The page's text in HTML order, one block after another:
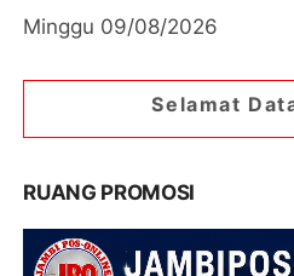
Minggu 09/08/2026
Datang di Portal
RUANG PROMOSI